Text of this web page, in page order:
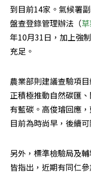
到目前14家。氣候署
盤查登錄管理辦法（
年10月31日，加上強
充足。
農業部則建議查驗項
正積極推動自然碳匯
有藍碳。高俊璿回應
目前為時尚早，後續
另外，標準檢驗局及
皆指出，近期有同仁